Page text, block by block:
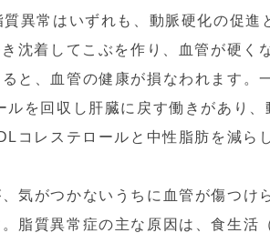
異常はいずれも、動脈硬化の促進
沈着してこぶを作り、血管が硬く
と、血管の健康が損なわれます。
を回収し肝臓に戻す働きがあり、
コレステロールと中性脂肪を減ら
気がつかないうちに血管が傷つけ
脂質異常症の主な原因は、食生活